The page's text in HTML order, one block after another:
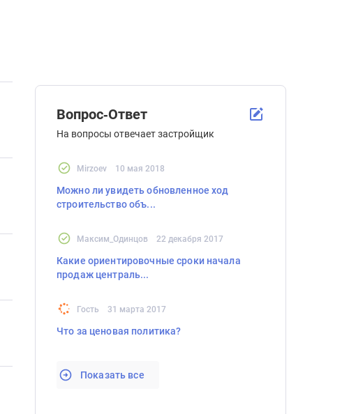
Вопрос-Ответ
На вопросы отвечает застройщик
Mirzoev 10 мая 2018
Можно ли увидеть обновленное ход
строительство объ...
Максим_Одинцов 22 декабря 2017
Какие ориентировочные сроки начала
продаж централь...
Гость 31 марта 2017
Что за ценовая политика?
Показать все